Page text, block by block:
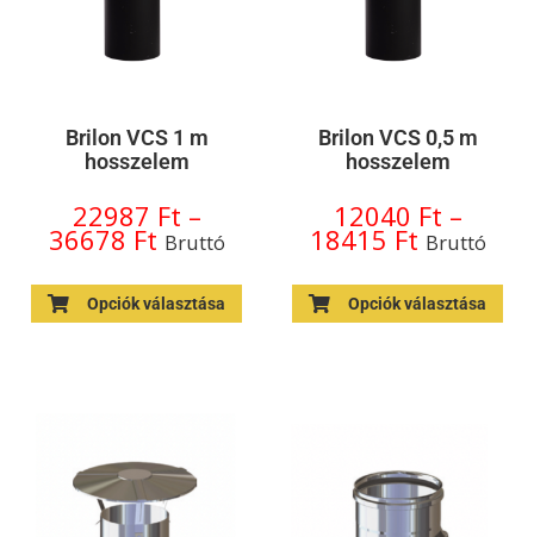
Brilon VCS 1 m
hosszelem
22987 Ft –
36678 Ft Bruttó
Opciók választása
Brilon VCS 0,5 m
hosszelem
12040 Ft –
18415 Ft Bruttó
Opciók választása